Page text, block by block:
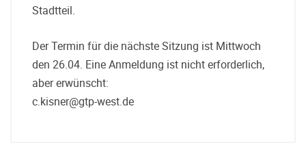
Stadtteil.
Der Termin für die nächste Sitzung ist Mittwoch
den 26.04. Eine Anmeldung ist nicht erforderlich,
aber erwünscht:
c.kisner@gtp-west.de